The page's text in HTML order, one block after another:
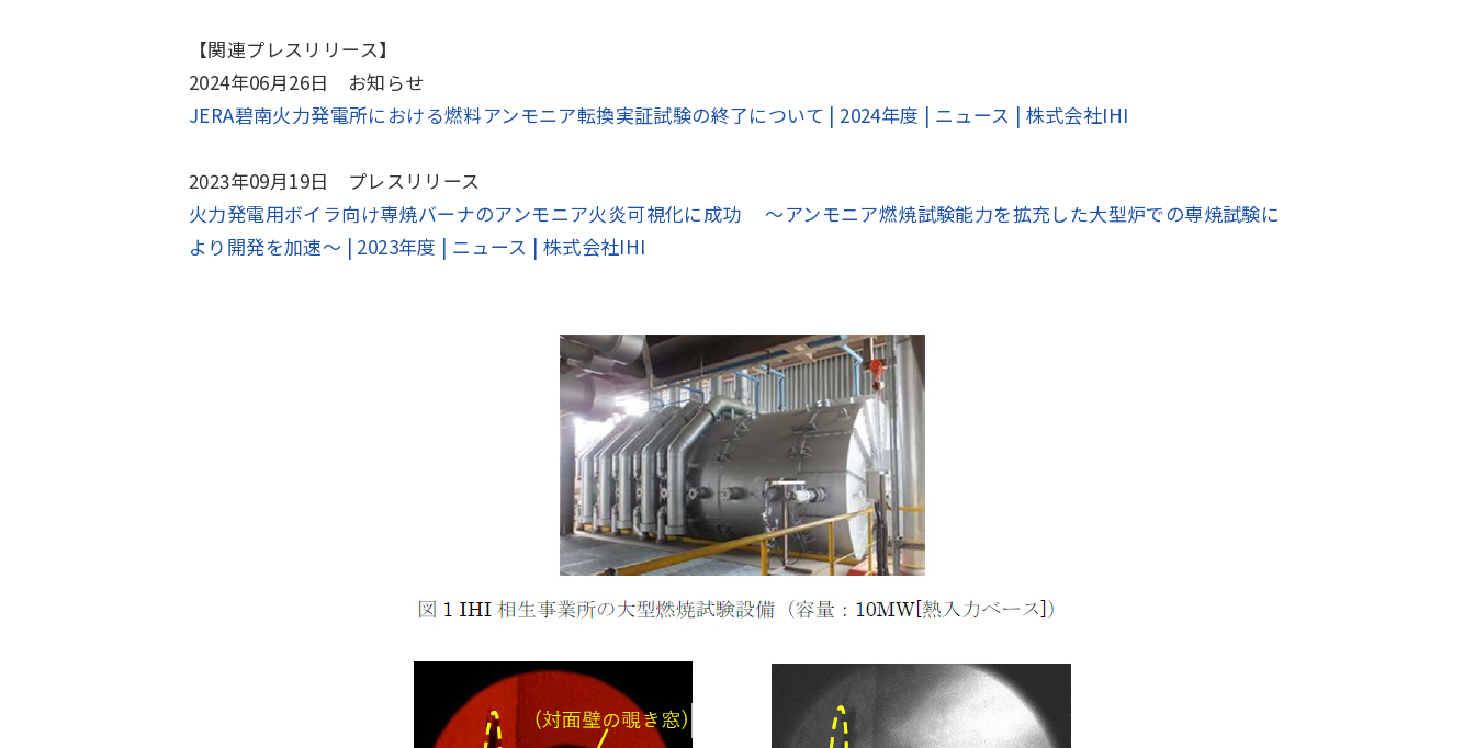
地域統括拠点ウェブサイト
米州 (English)
その他
海外事務所 海外現地法人/合弁会社
【関連プレスリリース】
2024年06月26日 お知らせ
JERA碧南火力発電所における燃料アンモニア転換実証試験の終了について | 2024年度 | ニュース | 株式会社IHI
2023年09月19日 プレスリリース
火力発電用ボイラ向け専焼バーナのアンモニア火炎可視化に成功 ～アンモニア燃焼試験能力を拡充した大型炉での専焼試験に
より開発を加速～ | 2023年度 | ニュース | 株式会社IHI